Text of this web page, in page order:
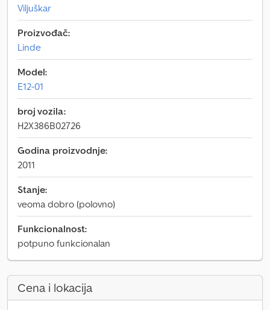
Viljuškar
Proizvođač:
Linde
Model:
E12-01
broj vozila:
H2X386B02726
Godina proizvodnje:
2011
Stanje:
veoma dobro (polovno)
Funkcionalnost:
potpuno funkcionalan
Cena i lokacija